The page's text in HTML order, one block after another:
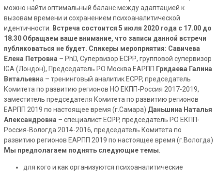
можно найти оптимальный баланс между адаптацией к
вызовам времени и сохранением психоаналитической
идентичности.
Встреча состоится 5 июля 2020 года с 17.00 до
18.30 Обращаем ваше внимание, что записи данной встречи
публиковаться не будет. Спикеры мероприятия: Савичева
Елена Петровна – PhD, Супервизор ЕСРР, групповой супервизор
IGA (Лондон), Председатель РО Москва ЕАРПП Гридаева Галина
Витальевна – тренинговый аналитик ECPP, председатель
Комитета по развитию регионов НО ЕКПП-Россия 2017-2019,
заместитель председателя Комитета по развитию регионов
ЕАРПП 2019 по настоящее время (г.Самара) Даньшина Наталья
Александровна – специалист ECPP, председатель РО ЕКПП-
Россия-Вологда 2014-2016, председатель Комитета по
развитию регионов ЕАРПП 2019 по настоящее время (г.Вологда)
Мы предполагаем поднять следующие темы:
для кого и как организуются психоаналитические